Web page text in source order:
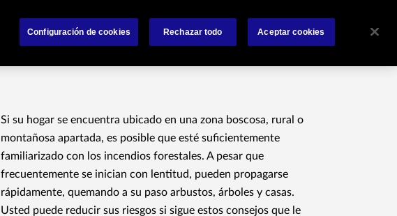
Sobre nosotros
Si su hogar se encuentra ubicado en una zona boscosa, rural o
montañosa apartada, es posible que esté suficientemente
familiarizado con los incendios forestales. A pesar que
frecuentemente se inician con lentitud, pueden propagarse
rápidamente, quemando a su paso arbustos, árboles y casas.
Usted puede reducir sus riesgos si sigue estos consejos que le
Configuración de cookies Rechazar todo Aceptar cookies